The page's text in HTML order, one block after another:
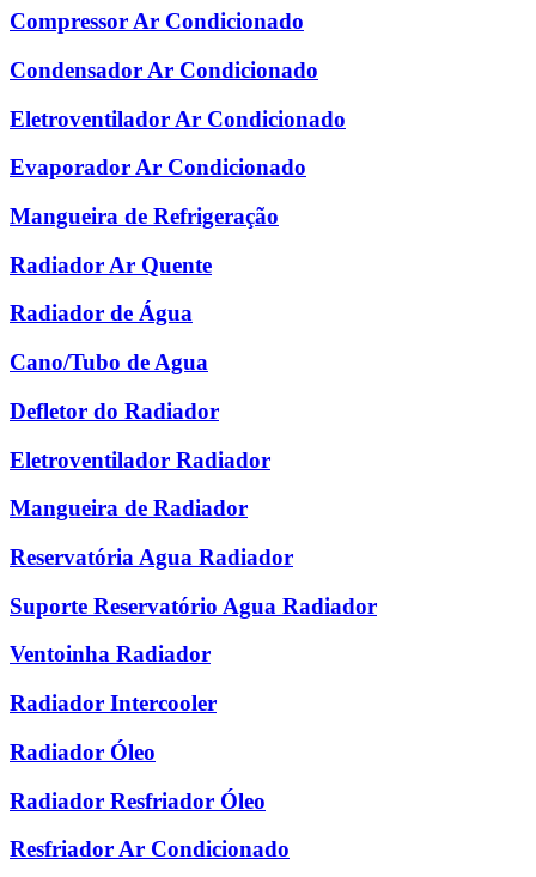
Compressor Ar Condicionado
Condensador Ar Condicionado
Eletroventilador Ar Condicionado
Evaporador Ar Condicionado
Mangueira de Refrigeração
Radiador Ar Quente
Radiador de Água
Cano/Tubo de Agua
Defletor do Radiador
Eletroventilador Radiador
Mangueira de Radiador
Reservatória Agua Radiador
Suporte Reservatório Agua Radiador
Ventoinha Radiador
Radiador Intercooler
Radiador Óleo
Radiador Resfriador Óleo
Resfriador Ar Condicionado